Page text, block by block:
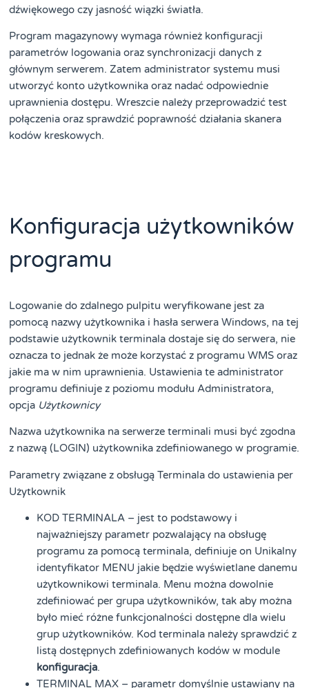
dźwiękowego czy jasność wiązki światła.
Program magazynowy wymaga również konfiguracji
parametrów logowania oraz synchronizacji danych z
głównym serwerem. Zatem administrator systemu musi
utworzyć konto użytkownika oraz nadać odpowiednie
uprawnienia dostępu. Wreszcie należy przeprowadzić test
połączenia oraz sprawdzić poprawność działania skanera
kodów kreskowych.
Konfiguracja użytkowników
programu
Logowanie do zdalnego pulpitu weryfikowane jest za
pomocą nazwy użytkownika i hasła serwera Windows, na tej
podstawie użytkownik terminala dostaje się do serwera, nie
oznacza to jednak że może korzystać z programu WMS oraz
jakie ma w nim uprawnienia. Ustawienia te administrator
programu definiuje z poziomu modułu Administratora,
opcja Użytkownicy
Nazwa użytkownika na serwerze terminali musi być zgodna
z nazwą (LOGIN) użytkownika zdefiniowanego w programie.
Parametry związane z obsługą Terminala do ustawienia per
Użytkownik
KOD TERMINALA – jest to podstawowy i
najważniejszy parametr pozwalający na obsługę
programu za pomocą terminala, definiuje on Unikalny
identyfikator MENU jakie będzie wyświetlane danemu
użytkownikowi terminala. Menu można dowolnie
zdefiniować per grupa użytkowników, tak aby można
było mieć różne funkcjonalności dostępne dla wielu
grup użytkowników. Kod terminala należy sprawdzić z
listą dostępnych zdefiniowanych kodów w module
konfiguracja.
TERMINAL MAX – parametr domyślnie ustawiany na